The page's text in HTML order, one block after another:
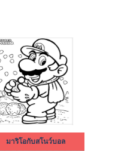
มาริโอกับสโนว์บอล